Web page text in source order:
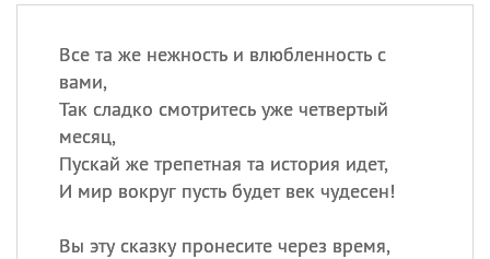
Все та же нежность и влюбленность с
вами,
Так сладко смотритесь уже четвертый
месяц,
Пускай же трепетная та история идет,
И мир вокруг пусть будет век чудесен!
Вы эту сказку пронесите через время,